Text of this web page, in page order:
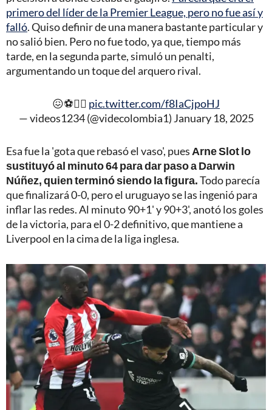
primero del líder de la Premier League, pero no fue así y
falló. Quiso definir de una manera bastante particular y
no salió bien. Pero no fue todo, ya que, tiempo más
tarde, en la segunda parte, simuló un penalti,
argumentando un toque del arquero rival.
😖⚽️🤦‍♂️ pic.twitter.com/f8IaCjpoHJ
— videos1234 (@videcolombia1) January 18, 2025
Esa fue la 'gota que rebasó el vaso', pues Arne Slot lo
sustituyó al minuto 64 para dar paso a Darwin
Núñez, quien terminó siendo la figura.Todo parecía
que finalizará 0-0, pero el uruguayo se las ingenió para
inflar las redes. Al minuto 90+1' y 90+3', anotó los goles
de la victoria, para el 0-2 definitivo, que mantiene a
Liverpool en la cima de la liga inglesa.